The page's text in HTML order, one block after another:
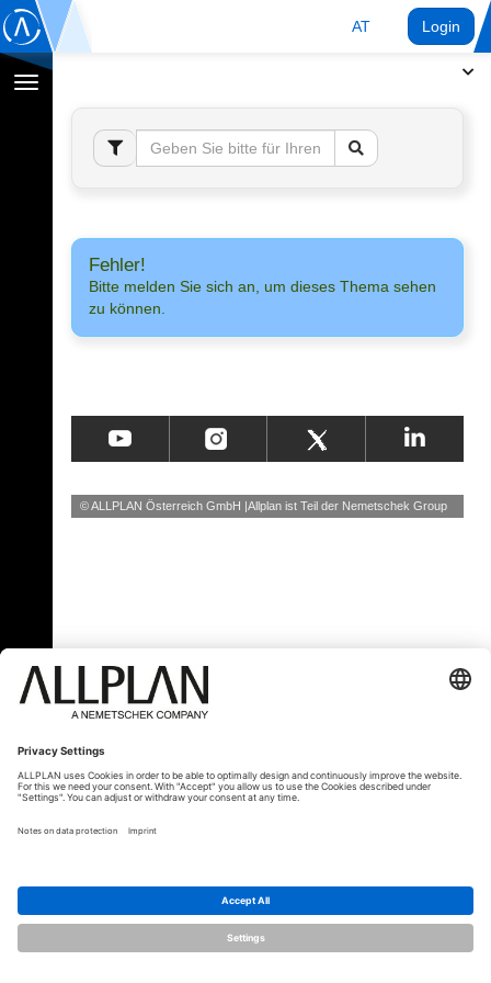
AT Login
Navigation
umschalten
Fehler!
Bitte melden Sie sich an, um dieses Thema sehen
zu können.
© ALLPLAN Österreich GmbH Allplan ist Teil der Nemetschek Group